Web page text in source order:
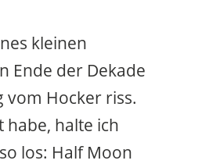
kleinen
Ende der Dekade
vom Hocker riss.
habe, halte ich
los: Half Moon